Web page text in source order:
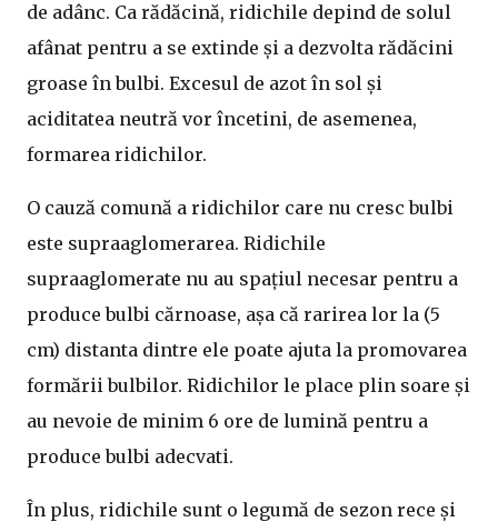
de adânc. Ca rădăcină, ridichile depind de solul
afânat pentru a se extinde și a dezvolta rădăcini
groase în bulbi. Excesul de azot în sol și
aciditatea neutră vor încetini, de asemenea,
formarea ridichilor.
O cauză comună a ridichilor care nu cresc bulbi
este supraaglomerarea. Ridichile
supraaglomerate nu au spațiul necesar pentru a
produce bulbi cărnoase, așa că rarirea lor la (5
cm) distanta dintre ele poate ajuta la promovarea
formării bulbilor. Ridichilor le place plin soare și
au nevoie de minim 6 ore de lumină pentru a
produce bulbi adecvati.
În plus, ridichile sunt o legumă de sezon rece și